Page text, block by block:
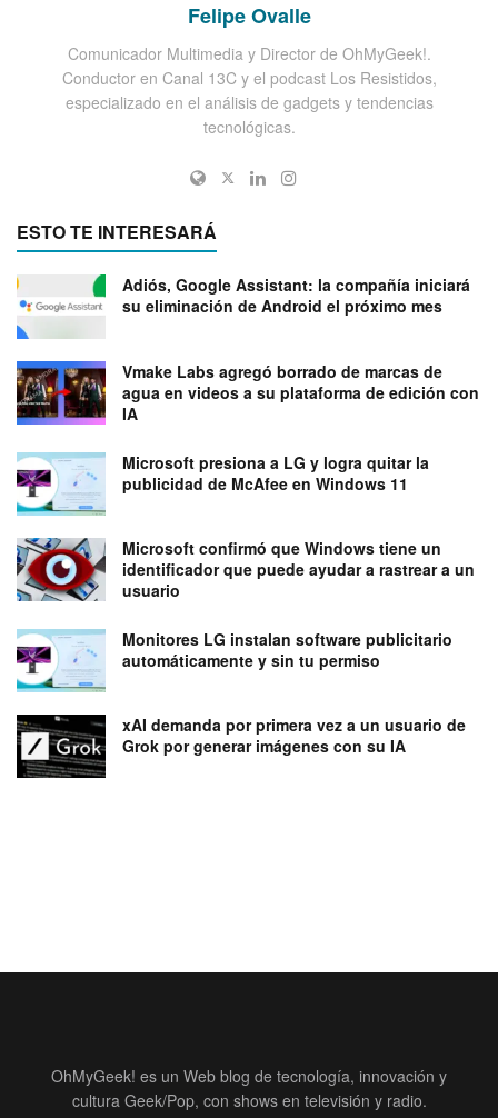
Felipe Ovalle
Comunicador Multimedia y Director de OhMyGeek!.
Conductor en Canal 13C y el podcast Los Resistidos,
especializado en el análisis de gadgets y tendencias
tecnológicas.
ESTO TE INTERESARÁ
Adiós, Google Assistant: la compañía iniciará
su eliminación de Android el próximo mes
Vmake Labs agregó borrado de marcas de
agua en videos a su plataforma de edición con
IA
Microsoft presiona a LG y logra quitar la
publicidad de McAfee en Windows 11
Microsoft confirmó que Windows tiene un
identificador que puede ayudar a rastrear a un
usuario
Monitores LG instalan software publicitario
automáticamente y sin tu permiso
xAI demanda por primera vez a un usuario de
Grok por generar imágenes con su IA
OhMyGeek! es un Web blog de tecnología, innovación y
cultura Geek/Pop, con shows en televisión y radio.